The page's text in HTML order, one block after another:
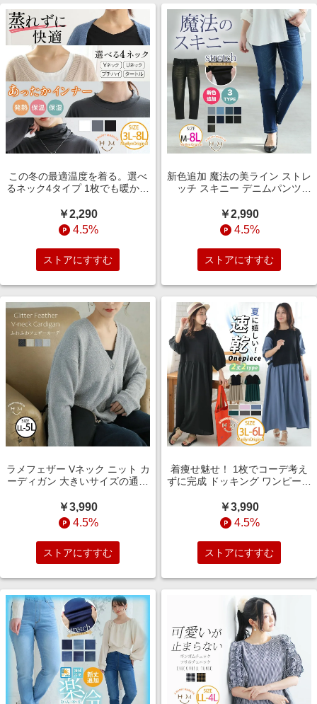
この冬の最適温度を着る。選べ
るネック4タイプ 1枚でも暖かい
ク・Vネック・プチハイネッ
ク・タートルネック 大きいサイ
ズの通販ならハッピーマリリン
（5900円以上購入で送料無料）
￥2,290
4.5%
ストアにすすむ
新色追加 魔法の美ライン ストレ
ッチ スキニー デニムパンツ
ム】 大きいサイズの通販ならハ
ッピーマリリン（5900円以上購
入で送料無料）
￥2,990
4.5%
ストアにすすむ
ラメフェザー Vネック ニット カ
ーディガン 大きいサイズの通販
以上購入で送料無料）
￥3,990
4.5%
ストアにすすむ
着痩せ魅せ！ 1枚でコーデ考え
ずに完成 ドッキング ワンピース
ーマリリン（5900円以上購入で
送料無料）
￥3,990
4.5%
ストアにすすむ